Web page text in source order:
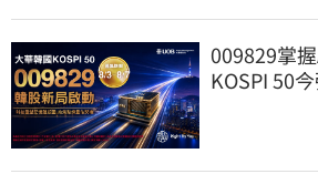
009829掌
KOSPI 50